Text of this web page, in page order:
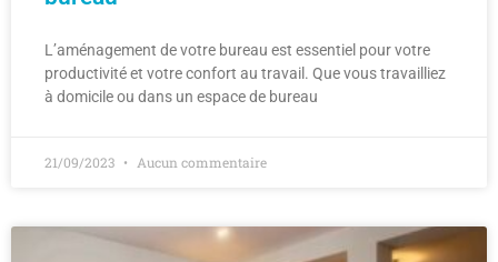
L’aménagement de votre bureau est essentiel pour votre
productivité et votre confort au travail. Que vous travailliez
à domicile ou dans un espace de bureau
21/09/2023 Aucun commentaire